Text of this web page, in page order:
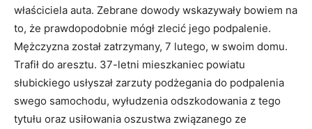
właściciela auta. Zebrane dowody wskazywały bowiem na
to, że prawdopodobnie mógł zlecić jego podpalenie.
Mężczyzna został zatrzymany, 7 lutego, w swoim domu.
Trafił do aresztu. 37-letni mieszkaniec powiatu
słubickiego usłyszał zarzuty podżegania do podpalenia
swego samochodu, wyłudzenia odszkodowania z tego
tytułu oraz usiłowania oszustwa związanego ze